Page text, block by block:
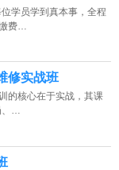
学员学到真本事，全程
费…
修实战班
的核心在于实战，其课
、…